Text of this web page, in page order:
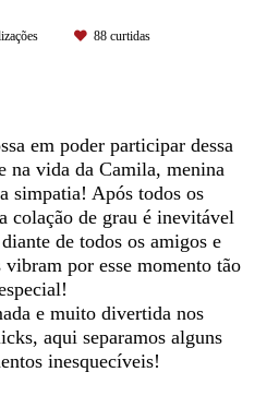
88curtidas
em poder participar dessa
na vida da Camila, menina
simpatia! Após todos os
colação de grau é inevitável
de todos os amigos e
por esse momento tão
e muito divertida nos
aqui separamos alguns
inesquecíveis!